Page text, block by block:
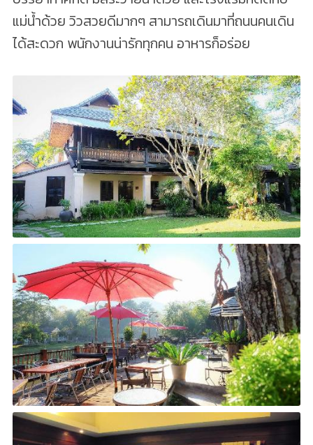
แม่น้ำด้วย วิวสวยดีมากๆ สามารถเดินมาที่ถนนคนเดิน
ได้สะดวก พนักงานน่ารักทุกคน อาหารก็อร่อย